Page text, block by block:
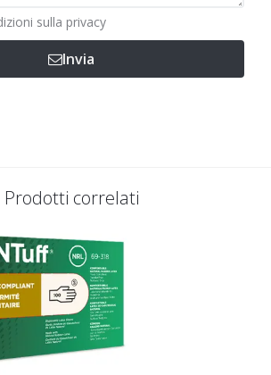
sulla privacy
Invia
Prodotti correlati